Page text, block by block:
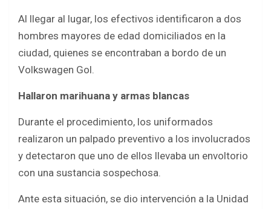
Al llegar al lugar, los efectivos identificaron a dos
hombres mayores de edad domiciliados en la
ciudad, quienes se encontraban a bordo de un
Volkswagen Gol.
Hallaron marihuana y armas blancas
Durante el procedimiento, los uniformados
realizaron un palpado preventivo a los involucrados
y detectaron que uno de ellos llevaba un envoltorio
con una sustancia sospechosa.
Ante esta situación, se dio intervención a la Unidad